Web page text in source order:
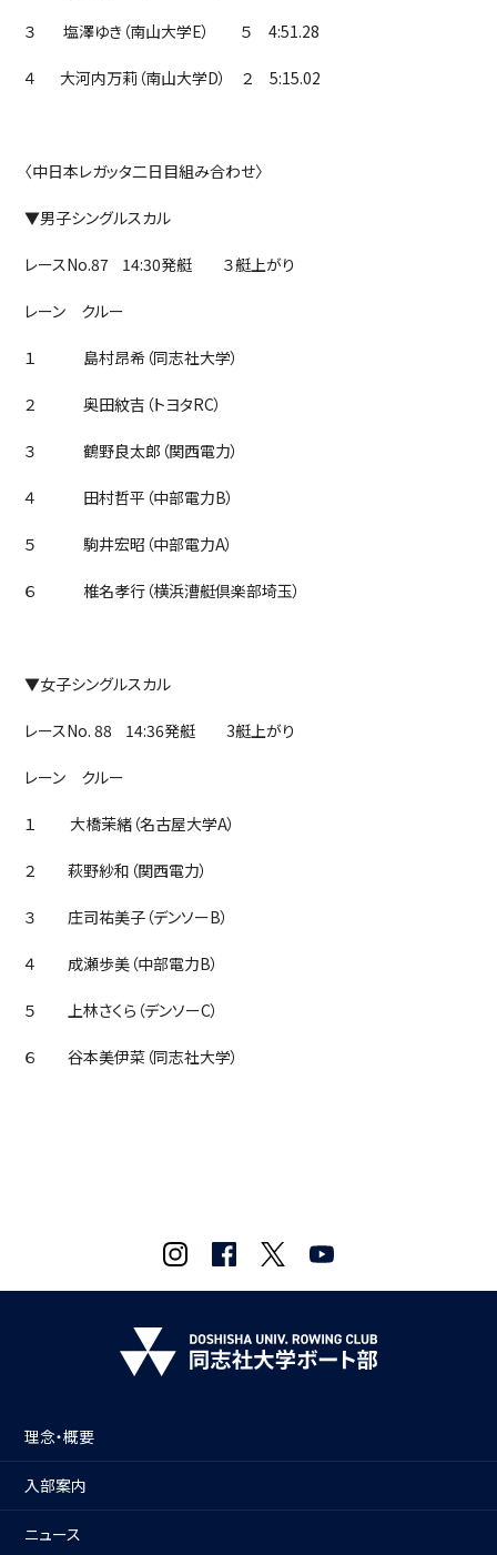
３ 塩澤ゆき（南山大学E） ５ 4:51.28
４ 大河内万莉（南山大学D） ２ 5:15.02
〈中日本レガッタ二日目組み合わせ〉
▼男子シングルスカル
レースNo.87 14:30発艇 ３艇上がり
レーン クルー
１ 島村昂希（同志社大学）
２ 奥田紋吉（トヨタRC）
３ 鶴野良太郎（関西電力）
４ 田村哲平（中部電力B）
５ 駒井宏昭（中部電力A）
６ 椎名孝行（横浜漕艇倶楽部埼玉）
▼女子シングルスカル
レースNo. 88 14:36発艇 3艇上がり
レーン クルー
１ 大橋茉緒（名古屋大学A）
２ 萩野紗和（関西電力）
３ 庄司祐美子（デンソーB）
４ 成瀬歩美（中部電力B）
５ 上林さくら（デンソーC）
６ 谷本美伊菜（同志社大学）
理念・概要
入部案内
ニュース